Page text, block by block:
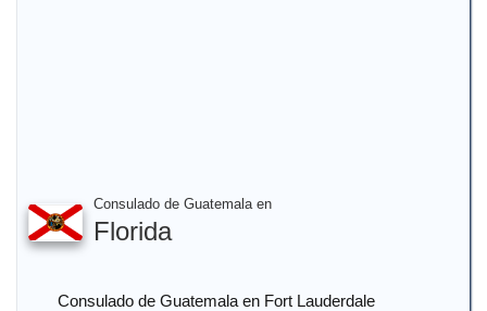
Consulado de Guatemala en
Florida
Consulado de Guatemala en Fort Lauderdale